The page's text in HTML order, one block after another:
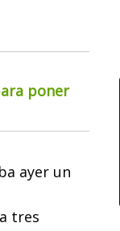
poner
ayer un
tres